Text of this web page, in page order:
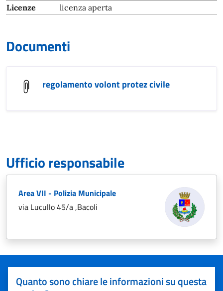
Licenze licenza aperta
Documenti
regolamento volont protez civile
Ufficio responsabile
Area VII - Polizia Municipale
via Lucullo 45/a ,Bacoli
Quanto sono chiare le informazioni su questa